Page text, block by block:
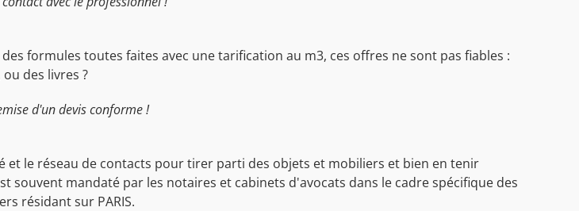
formules toutes faites avec une tarification au m3, ces offres ne sont pas fiables :
des livres ?
d'un devis conforme !
le réseau de contacts pour tirer parti des objets et mobiliers et bien en tenir
souvent mandaté par les notaires et cabinets d'avocats dans le cadre spécifique des
résidant sur PARIS.